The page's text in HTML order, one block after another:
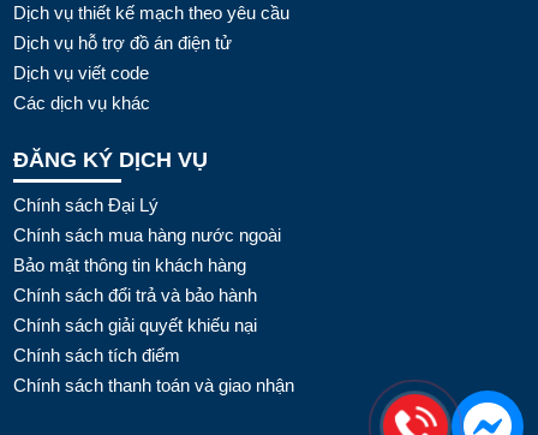
Dịch vụ thiết kế mạch theo yêu cầu
Dịch vụ hỗ trợ đồ án điện tử
Dịch vụ viết code
Các dịch vụ khác
ĐĂNG KÝ DỊCH VỤ
Chính sách Đại Lý
Chính sách mua hàng nước ngoài
Bảo mật thông tin khách hàng
Chính sách đổi trả và bảo hành
Chính sách giải quyết khiếu nại
Chính sách tích điểm
Chính sách thanh toán và giao nhận